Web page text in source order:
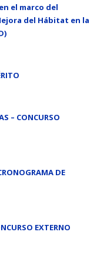
el marco del
del Hábitat en la
– CONCURSO
DE
EXTERNO